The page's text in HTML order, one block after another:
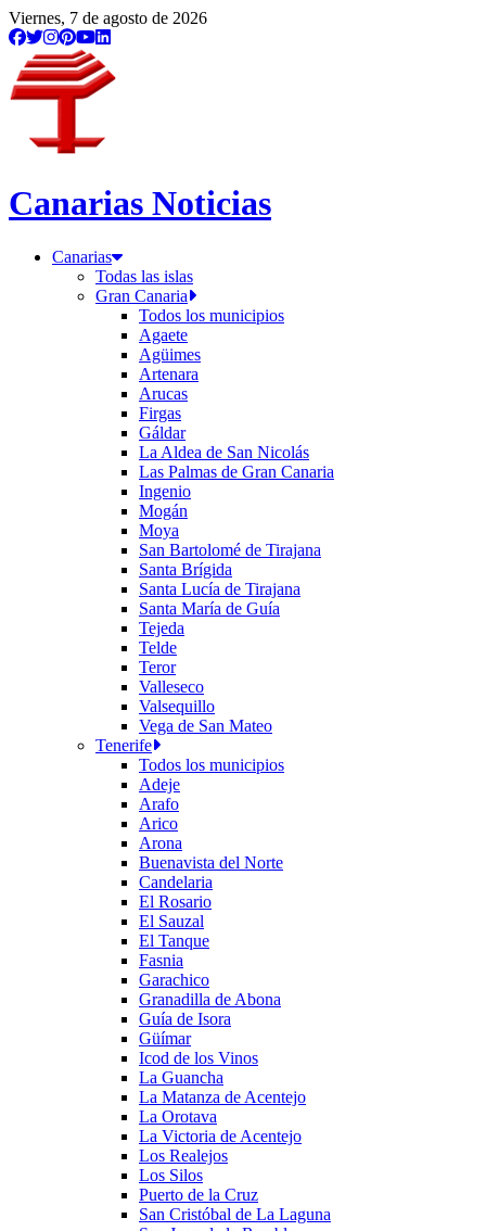
Viernes, 7 de agosto de 2026
Canarias Noticias
Canarias
Todas las islas
Gran Canaria
Todos los municipios
Agaete
Agüimes
Artenara
Arucas
Firgas
Gáldar
La Aldea de San Nicolás
Las Palmas de Gran Canaria
Ingenio
Mogán
Moya
San Bartolomé de Tirajana
Santa Brígida
Santa Lucía de Tirajana
Santa María de Guía
Tejeda
Telde
Teror
Valleseco
Valsequillo
Vega de San Mateo
Tenerife
Todos los municipios
Adeje
Arafo
Arico
Arona
Buenavista del Norte
Candelaria
El Rosario
El Sauzal
El Tanque
Fasnia
Garachico
Granadilla de Abona
Guía de Isora
Güímar
Icod de los Vinos
La Guancha
La Matanza de Acentejo
La Orotava
La Victoria de Acentejo
Los Realejos
Los Silos
Puerto de la Cruz
San Cristóbal de La Laguna